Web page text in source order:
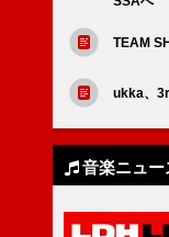
TEAM
ukka、
音楽ニュー